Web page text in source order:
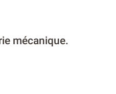
mécanique.